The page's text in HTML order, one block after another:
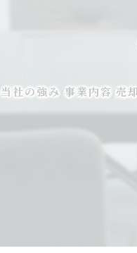
当社の強み 事業内容 売